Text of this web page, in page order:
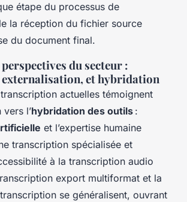
étape du processus de
la réception du fichier source
du document final.
du secteur :
et hybridation
actuelles témoignent
vers l’hybridation des outils :
et l’expertise humaine
transcription spécialisée et
à la transcription audio
export multiformat et la
se généralisent, ouvrant